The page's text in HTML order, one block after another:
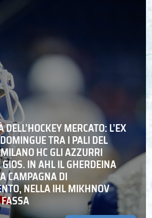
MERCATO: L’EX
TRA I PALI DEL
HC GLI AZZURRI
IN AHL IL GHERDEINA
CAMPAGNA DI
NELLA IHL MIKHNOV